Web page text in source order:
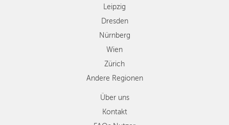
Leipzig
Dresden
Nürnberg
Wien
Zürich
Andere Regionen
Über uns
Kontakt